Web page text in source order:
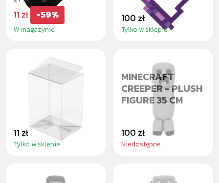
11 zł -59%
W magazynie
100 zł
Tylko w sklepie
CASE POP!
PROTECTOR 1X
11 zł
Tylko w sklepie
MINECRAFT
CREEPER - PLUSH
FIGURE 35 CM
100 zł
Niedostępne